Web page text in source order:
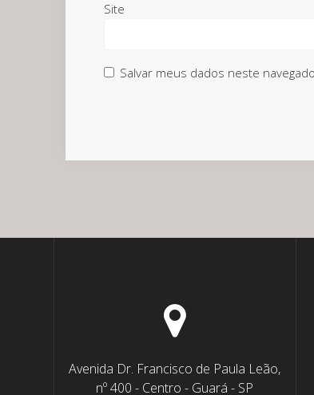
Site
Salvar meus dados neste
Avenida Dr. Francisco de Paula Leão,
nº 400 - Centro - Guará - SP